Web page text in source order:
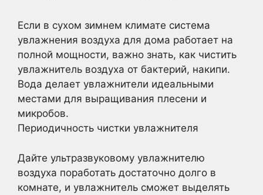
Если в сухом зимнем климате система
увлажнения воздуха для дома работает на
полной мощности, важно знать, как чистить
увлажнитель воздуха от бактерий, накипи.
Вода делает увлажнители идеальными
местами для выращивания плесени и
микробов.
Периодичность чистки увлажнителя
Дайте ультразвуковому увлажнителю
воздуха поработать достаточно долго в
комнате, и увлажнитель сможет выделять